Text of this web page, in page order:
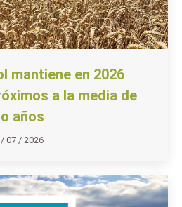
mantiene en 2026
a la media de
años
/ 07 / 2026